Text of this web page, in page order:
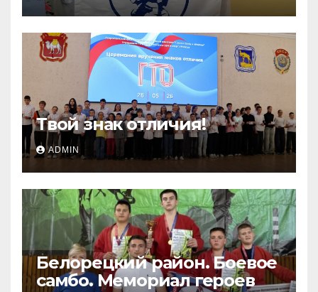
Твой знак отличия!
ADMIN
Белорецкий район. Боевое
самбо. Мемориал героев